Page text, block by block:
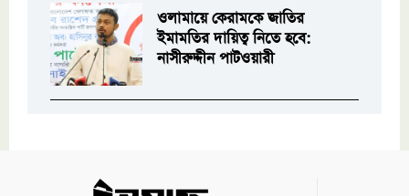
ওলামায়ে কেরামকে জাতির
ইমামতির দায়িত্ব নিতে হবে:
নাসীরুদ্দীন পাটওয়ারী